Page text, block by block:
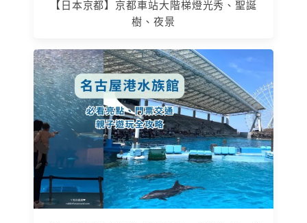
【日本京都】京都車站大階梯燈光秀、聖誕
樹、夜景